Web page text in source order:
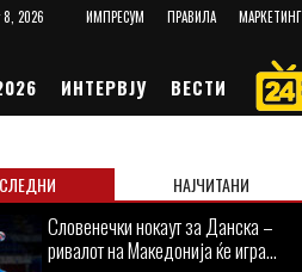
8, 2026 ИМПРЕСУМ ПРАВИЛА МАРКЕТИНГ
ИНТЕРВЈУ ВЕСТИ
НАЈЧИТАНИ
Словенечки нокаут за Данска –
ривалот на Македонија ќе игра...